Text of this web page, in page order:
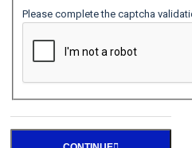
Please complete the captcha